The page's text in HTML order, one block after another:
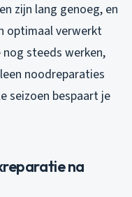
zijn lang genoeg, en
optimaal verwerkt
steeds werken,
noodreparaties
seizoen bespaart je
na